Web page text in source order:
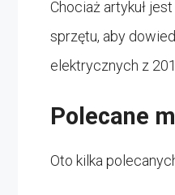
Chociaż artykuł
sprzętu, aby
elektrycznych z
Polecane
Oto kilka